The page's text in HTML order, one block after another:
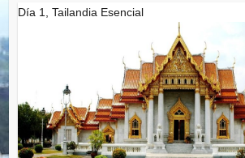
Día 1, Tailandia Esencial